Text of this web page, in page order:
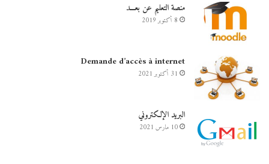
منصة التعليم عن بعـــد
8 أكتوبر 2019
Demande d’accès à internet
31 أكتوبر 2021
البريد الإلكتروني
10 مارس 2021